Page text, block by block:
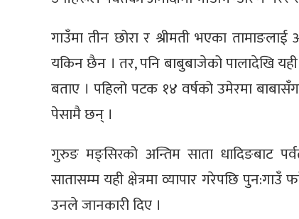
गाउँमा तीन छोरा र श्रीमती भएका
यकिन छैन । तर, पनि बाबुबाजेको पालादेखि
बताए । पहिलो पटक १४ वर्षको उमेरमा
पेसामै छन् ।
गुरुङ मङ्सिरको अन्तिम साता धादिङबाट
सातासम्म यही क्षेत्रमा व्यापार गरेपछि
उनले जानकारी दिए ।